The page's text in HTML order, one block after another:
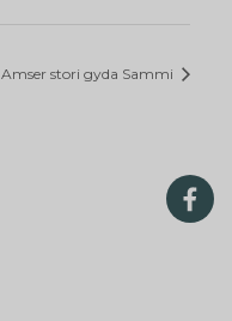
Amser stori gyda Sammi